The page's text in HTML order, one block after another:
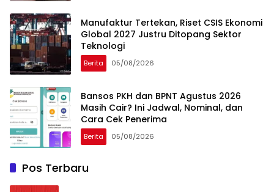
Manufaktur Tertekan, Riset CSIS Ekonomi
Global 2027 Justru Ditopang Sektor
Teknologi
Berita 05/08/2026
Bansos PKH dan BPNT Agustus 2026
Masih Cair? Ini Jadwal, Nominal, dan
Cara Cek Penerima
Berita 05/08/2026
Pos Terbaru